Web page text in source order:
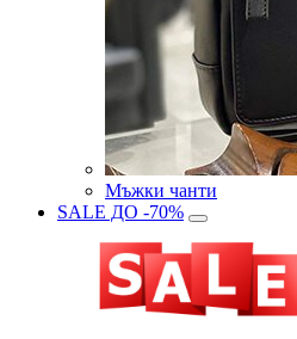
Мъжки чанти
SALE ДО -70%